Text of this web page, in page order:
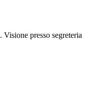
presso segreteria